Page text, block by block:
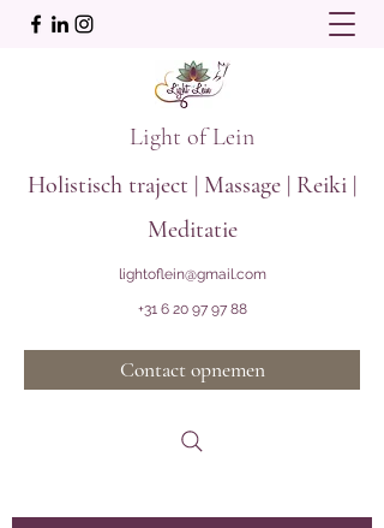
Light of Lein
Holistisch traject | Massage | Reiki |
Meditatie
lightoflein@gmail.com
+31 6 20 97 97 88
Contact opnemen